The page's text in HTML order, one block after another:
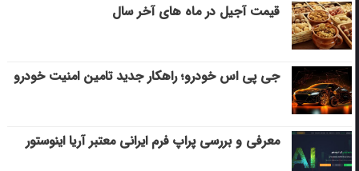
قیمت آجیل در ماه های آخر سال
جی پی اس خودرو؛ راهکار جدید تامین امنیت خودرو
معرفی و بررسی پراپ فرم ایرانی معتبر آریا اینوستور